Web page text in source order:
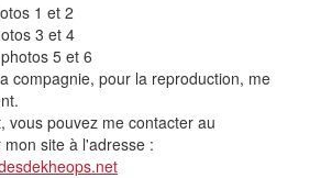
1 et 2
3 et 4
5 et 6
compagnie, pour la reproduction, me
vous pouvez me contacter au
site à l'adresse :